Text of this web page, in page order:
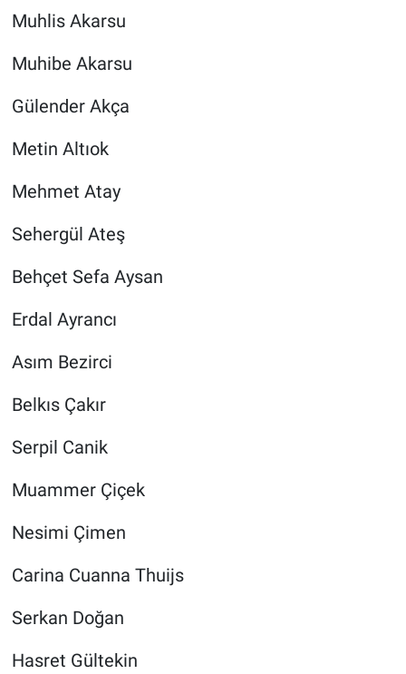
Muhlis Akarsu
Muhibe Akarsu
Gülender Akça
Metin Altıok
Mehmet Atay
Sehergül Ateş
Behçet Sefa Aysan
Erdal Ayrancı
Asım Bezirci
Belkıs Çakır
Serpil Canik
Muammer Çiçek
Nesimi Çimen
Carina Cuanna Thuijs
Serkan Doğan
Hasret Gültekin